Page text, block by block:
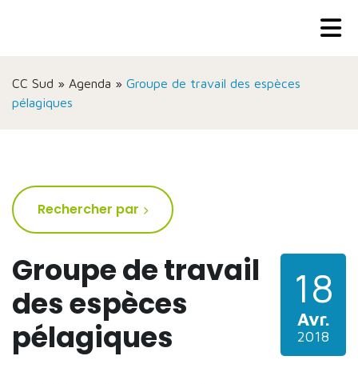
CC Sud » Agenda » Groupe de travail des espèces
pélagiques
Groupe de travail
des espèces
pélagiques
18
Avr.
2018
Rechercher par